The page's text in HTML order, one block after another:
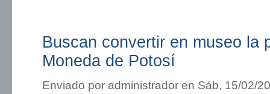
Buscan convertir en museo la
Moneda de Potosí
Enviado por administrador en Sáb, 15/02/